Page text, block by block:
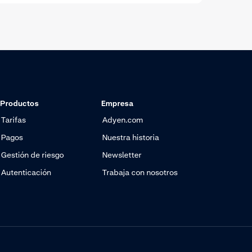
Productos
Tarifas
Pagos
Gestión de riesgo
Autenticación
Empresa
Adyen.com
Nuestra historia
Newsletter
Trabaja con nosotros